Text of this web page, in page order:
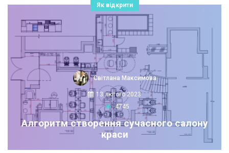
Як відкрити
Світлана Максимова
13 лютого 2023
4745
Алгоритм створення сучасного салону
краси